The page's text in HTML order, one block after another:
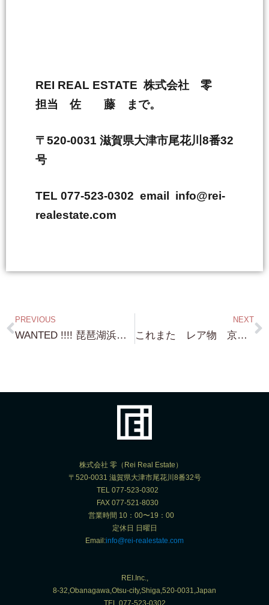
REI REAL ESTATE 株式会社 零
担当 佐 藤 まで。
〒520-0031 滋賀県大津市尾花川8番32
号
TEL 077-523-0302 email info@rei-
realestate.com
PREVIOUS
WANTED !!!! 琵琶湖浜付・琵琶湖桟橋付き・琵琶湖まで近い！そんな物件を 売られたい方！ 是非とも！連絡ください。
NEXT
これまた レア物 京都 清水寺 清水道に面した 邸宅 49,800万円 これまた立地は最高ですね。かなり凝った造りの家です。
株式会社 零（Rei Real Estate）
〒520-0031 滋賀県大津市尾花川8番32号
TEL 077-523-0302
FAX 077-521-8030
営業時間 10：00〜19：00
定休日 日曜日
Email:info@rei-realestate.com
REI.Inc.,
8-32,Obanagawa,Otsu-city,Shiga,520-0031,Japan
TEL.077-523-0302